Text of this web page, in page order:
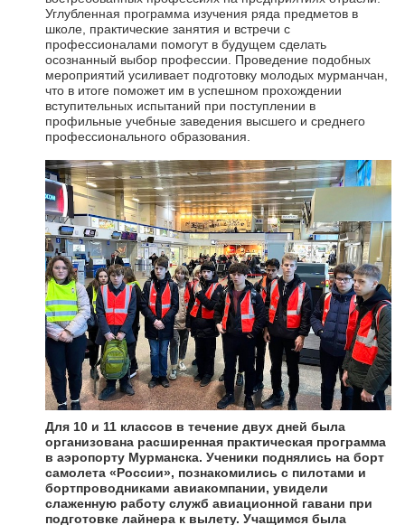
Углубленная программа изучения ряда предметов в
школе, практические занятия и встречи с
профессионалами помогут в будущем сделать
осознанный выбор профессии. Проведение подобных
мероприятий усиливает подготовку молодых мурманчан,
что в итоге поможет им в успешном прохождении
вступительных испытаний при поступлении в
профильные учебные заведения высшего и среднего
профессионального образования.
Для 10 и 11 классов в течение двух дней была
организована расширенная практическая программа
в аэропорту Мурманска. Ученики поднялись на борт
самолета «России», познакомились с пилотами и
бортпроводниками авиакомпании, увидели
слаженную работу служб авиационной гавани при
подготовке лайнера к вылету. Учащимся была